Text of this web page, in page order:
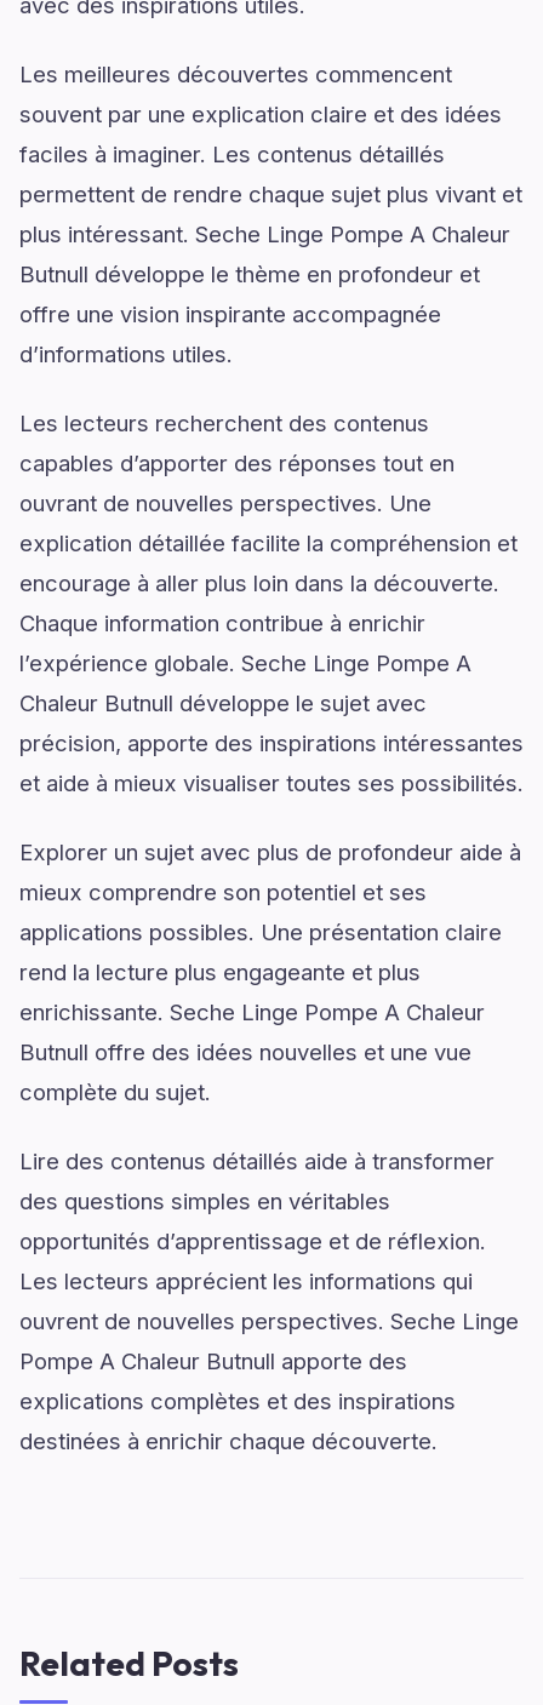
Les meilleures découvertes commencent
souvent par une explication claire et des idées
faciles à imaginer. Les contenus détaillés
permettent de rendre chaque sujet plus vivant et
plus intéressant. Seche Linge Pompe A Chaleur
Butnull développe le thème en profondeur et
offre une vision inspirante accompagnée
d’informations utiles.
Les lecteurs recherchent des contenus
capables d’apporter des réponses tout en
ouvrant de nouvelles perspectives. Une
explication détaillée facilite la compréhension et
encourage à aller plus loin dans la découverte.
Chaque information contribue à enrichir
l’expérience globale. Seche Linge Pompe A
Chaleur Butnull développe le sujet avec
précision, apporte des inspirations intéressantes
et aide à mieux visualiser toutes ses possibilités.
Explorer un sujet avec plus de profondeur aide à
mieux comprendre son potentiel et ses
applications possibles. Une présentation claire
rend la lecture plus engageante et plus
enrichissante. Seche Linge Pompe A Chaleur
Butnull offre des idées nouvelles et une vue
complète du sujet.
Lire des contenus détaillés aide à transformer
des questions simples en véritables
opportunités d’apprentissage et de réflexion.
Les lecteurs apprécient les informations qui
ouvrent de nouvelles perspectives. Seche Linge
Pompe A Chaleur Butnull apporte des
explications complètes et des inspirations
destinées à enrichir chaque découverte.
Related Posts